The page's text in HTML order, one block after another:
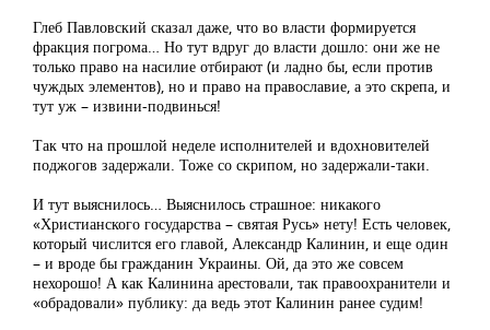
Глеб Павловский сказал даже, что во власти формируется
фракция погрома… Но тут вдруг до власти дошло: они же не
только право на насилие отбирают (и ладно бы, если против
чуждых элементов), но и право на православие, а это скрепа, и
тут уж – извини-подвинься!
Так что на прошлой неделе исполнителей и вдохновителей
поджогов задержали. Тоже со скрипом, но задержали-таки.
И тут выяснилось… Выяснилось страшное: никакого
«Христианского государства – святая Русь» нету! Есть человек,
который числится его главой, Александр Калинин, и еще один
– и вроде бы гражданин Украины. Ой, да это же совсем
нехорошо! А как Калинина арестовали, так правоохранители и
«обрадовали» публику: да ведь этот Калинин ранее судим!